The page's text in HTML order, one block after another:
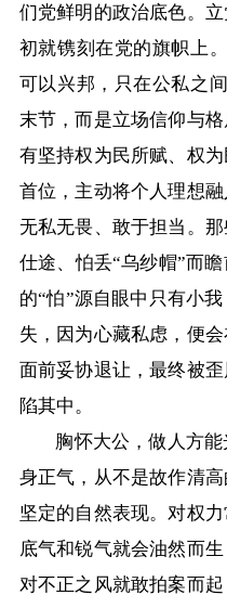
走进巴彦淖尔
行政区划 自
人文历史
们党鲜明的政治底色。
初就镌刻在党的旗帜上
可以兴邦，只在公私之
末节，而是立场信仰与
有坚持权为民所赋、权
首位，主动将个人理想
无私无畏、敢于担当。
仕途、怕丢“乌纱帽”而
的“怕”源自眼中只有小
失，因为心藏私虑，便
面前妥协退让，最终被
陷其中。
胸怀大公，做人方
身正气，从不是故作清
坚定的自然表现。对权
底气和锐气就会油然而
对不正之风就敢拍案而